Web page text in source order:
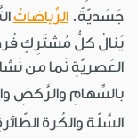
جَسَديّةً. الرِّياضاتُ
يَنالُ كلُّ مُشتَرِكٍ
العَصريّةِ نَما من
بالسِّهامِ والرَّكضِ
السَّلّة والكُرة